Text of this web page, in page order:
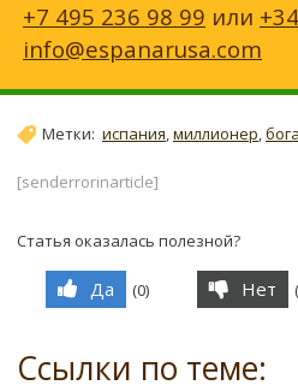
+7 495 236 98 99 или
info@espanarusa.com
Метки: испания,миллионер,
[senderrorinarticle]
Статья оказалась полезной?
Да (0) Нет (
Ссылки по теме: